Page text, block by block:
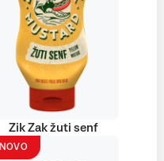
Zik Zak žuti senf
NOVO